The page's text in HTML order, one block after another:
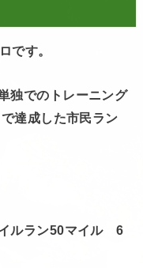
です。
独でのトレーニング
達成した市民ラン
イルラン50マイル 6